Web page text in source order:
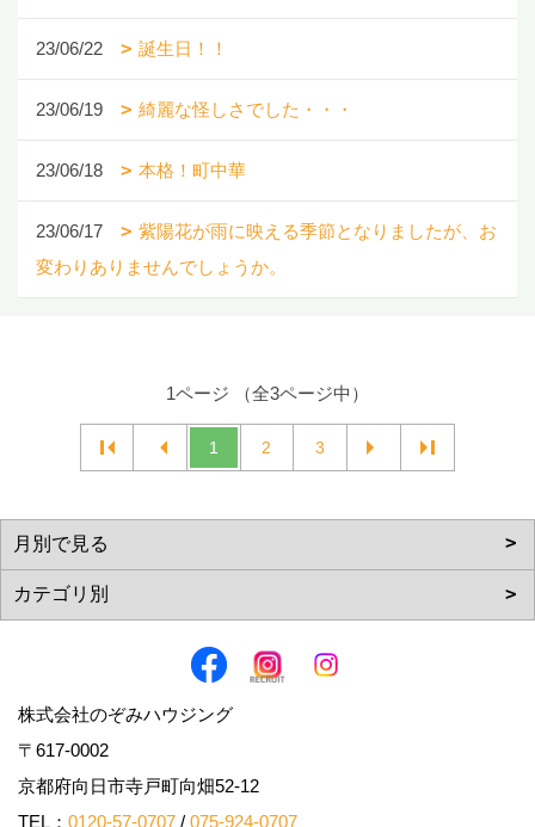
23/06/22 誕生日！！
23/06/19 綺麗な怪しさでした・・・
23/06/18 本格！町中華
23/06/17
紫陽花が雨に映える季節となりましたが、お
変わりありませんでしょうか。
1ページ （全3ページ中）
1 2 3
株式会社のぞみハウジング
〒617-0002
京都府向日市寺戸町向畑52-12
TEL： 0120-57-0707 / 075-924-0707